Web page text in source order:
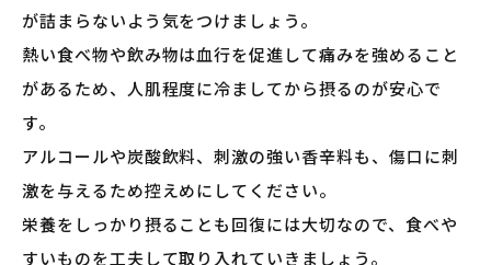
が詰まらないよう気をつけましょう。
熱い食べ物や飲み物は血行を促進して痛みを強めること
があるため、人肌程度に冷ましてから摂るのが安心で
す。
アルコールや炭酸飲料、刺激の強い香辛料も、傷口に刺
激を与えるため控えめにしてください。
栄養をしっかり摂ることも回復には大切なので、食べや
すいものを工夫して取り入れていきましょう。